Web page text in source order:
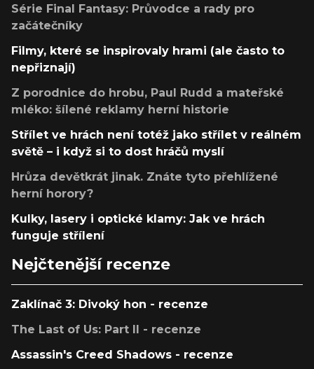
Série Final Fantasy: Průvodce a rady pro
začátečníky
Filmy, které se inspirovaly hrami (ale často to
nepřiznají)
Z porodnice do hrobu, Paul Rudd a mateřské
mléko: šílené reklamy herní historie
Střílet ve hrách není totéž jako střílet v reálném
světě – i když si to dost hráčů myslí
Hrůza devětkrát jinak. Znáte tyto přehlížené
herní horory?
Kulky, lasery i optické klamy: Jak ve hrách
funguje střílení
Nejčtenější recenze
Zaklínač 3: Divoký hon - recenze
The Last of Us: Part II - recenze
Assassin's Creed Shadows - recenze